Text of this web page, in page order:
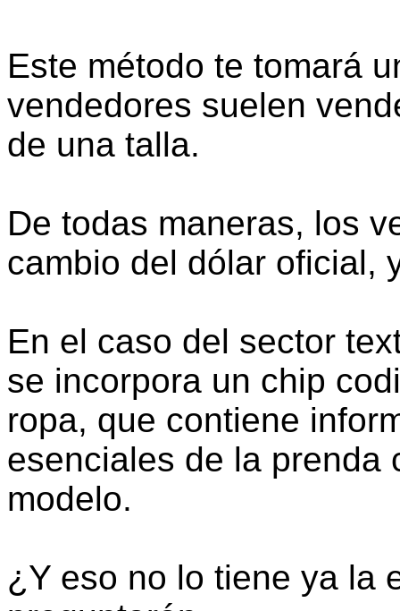
Este método te tomará
vendedores suelen
de una talla.
De todas maneras, los
cambio del dólar oficial,
En el caso del sector
se incorpora un chip
ropa, que contiene
esenciales de la prenda
modelo.
¿Y eso no lo tiene ya la